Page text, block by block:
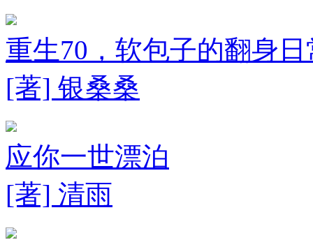
重生70，软包子的翻身日
[著] 银桑桑
应你一世漂泊
[著] 清雨